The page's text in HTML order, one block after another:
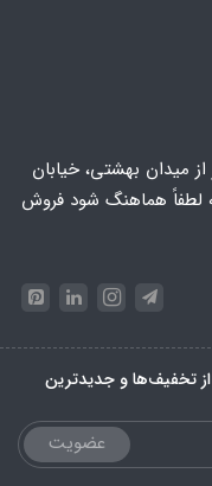
میدان بهشتی، خیابان
لطفاً هماهنگ شود فروش
از تخفیف‌ها و جدیدترین‌
عضویت